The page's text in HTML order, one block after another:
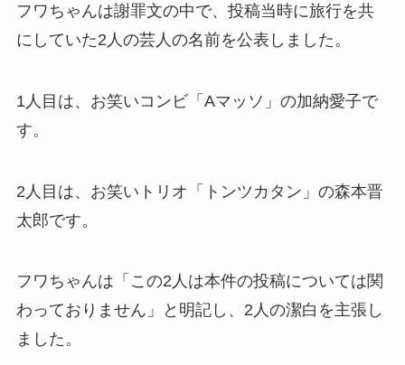
フワちゃんは謝罪文の中で、投稿当時に旅行を共
にしていた2人の芸人の名前を公表しました。
1人目は、お笑いコンビ「Aマッソ」の加納愛子で
す。
2人目は、お笑いトリオ「トンツカタン」の森本晋
太郎です。
フワちゃんは「この2人は本件の投稿については関
わっておりません」と明記し、2人の潔白を主張し
ました。